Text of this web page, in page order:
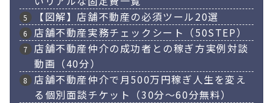
【図解】店舗不動産の必須ツール20選
店舗不動産実務チェックシート（50STEP）
店舗不動産仲介の成功者との稼ぎ方実例対談
動画（40分）
店舗不動産仲介で月500万円稼ぎ人生を変え
る個別面談チケット（30分～60分無料）